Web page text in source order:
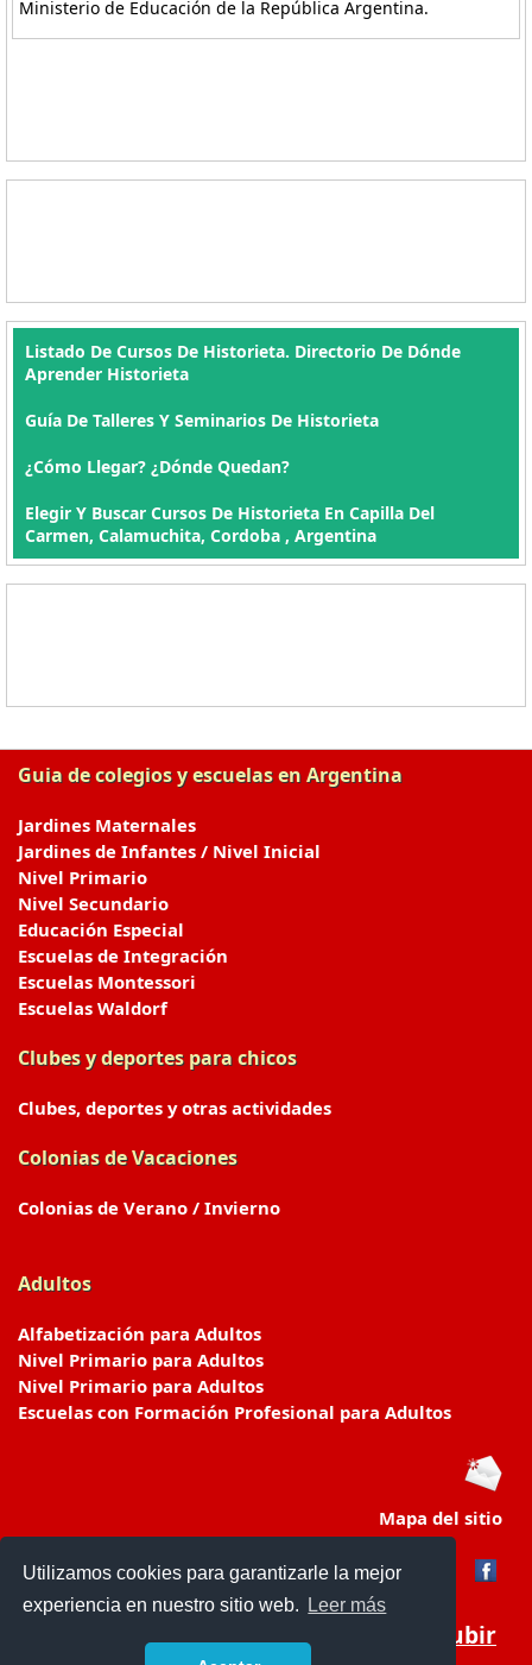
Utilizamos cookies para garantizarle la mejor
experiencia en nuestro sitio web.
Leer más
Ministerio de Educación de la República Argentina.
Listado De Cursos De Historieta. Directorio De Dónde
Aprender Historieta
Guía De Talleres Y Seminarios De Historieta
¿Cómo Llegar? ¿Dónde Quedan?
Elegir Y Buscar Cursos De Historieta En Capilla Del
Carmen, Calamuchita, Cordoba , Argentina
Guia de colegios y escuelas en Argentina
Jardines Maternales
Jardines de Infantes / Nivel Inicial
Nivel Primario
Nivel Secundario
Educación Especial
Escuelas de Integración
Escuelas Montessori
Escuelas Waldorf
Clubes y deportes para chicos
Clubes, deportes y otras actividades
Colonias de Vacaciones
Colonias de Verano / Invierno
Adultos
Alfabetización para Adultos
Nivel Primario para Adultos
Nivel Primario para Adultos
Escuelas con Formación Profesional para Adultos
Mapa del sitio
Subir